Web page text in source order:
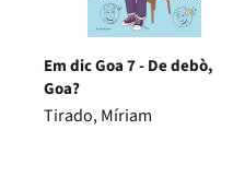
Em dic Goa 7 - De debò,
Goa?
Tirado, Míriam